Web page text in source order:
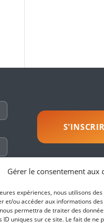
Gérer le consentement aux
expériences, nous utilisons
et/ou accéder aux informations
permettra de traiter des
ID uniques sur ce site. Le fait de ne
SUIVEZ-NOUS